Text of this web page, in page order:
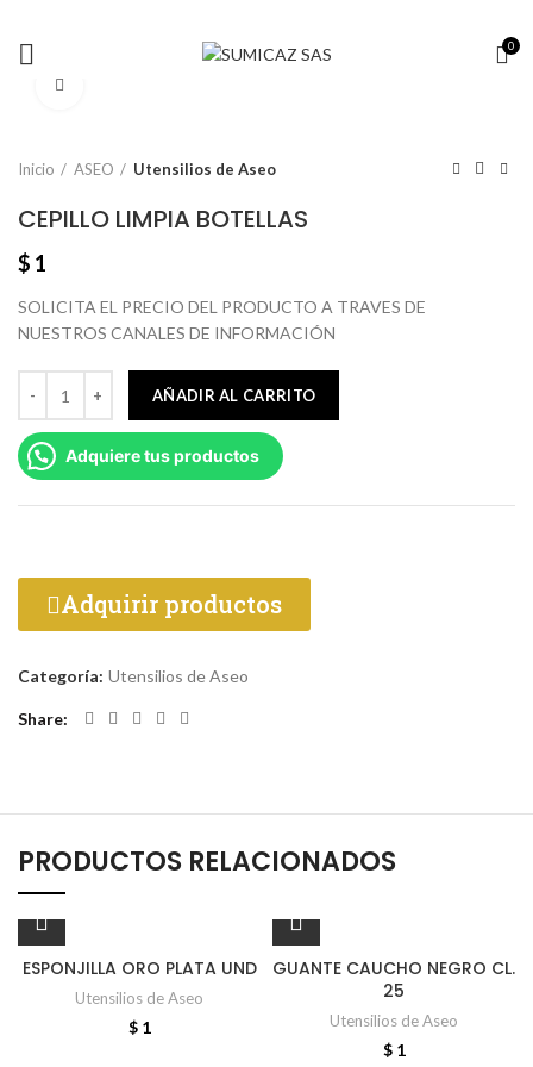
0
Inicio ASEO Utensilios de Aseo
CEPILLO LIMPIA BOTELLAS
$ 1
SOLICITA EL PRECIO DEL PRODUCTO A TRAVES DE
NUESTROS CANALES DE INFORMACIÓN
AÑADIR AL CARRITO
Adquiere tus productos
Adquirir productos
Categoría: Utensilios de Aseo
Share
PRODUCTOS RELACIONADOS
ESPONJILLA ORO PLATA UND
Utensilios de Aseo
$1
GUANTE CAUCHO NEGRO CL.
25
Utensilios de Aseo
$1